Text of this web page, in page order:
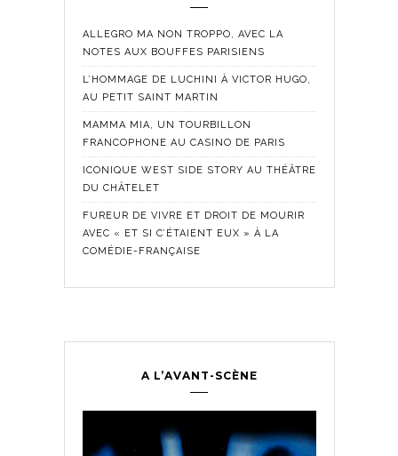
ALLEGRO MA NON TROPPO, AVEC LA
NOTES AUX BOUFFES PARISIENS
L’HOMMAGE DE LUCHINI À VICTOR HUGO,
AU PETIT SAINT MARTIN
MAMMA MIA, UN TOURBILLON
FRANCOPHONE AU CASINO DE PARIS
ICONIQUE WEST SIDE STORY AU THÉÂTRE
DU CHÂTELET
FUREUR DE VIVRE ET DROIT DE MOURIR
AVEC « ET SI C’ÉTAIENT EUX » À LA
COMÉDIE-FRANÇAISE
A L’AVANT-SCÈNE